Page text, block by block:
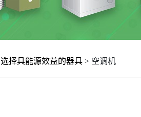
选择具能源效益的器具 > 空调机